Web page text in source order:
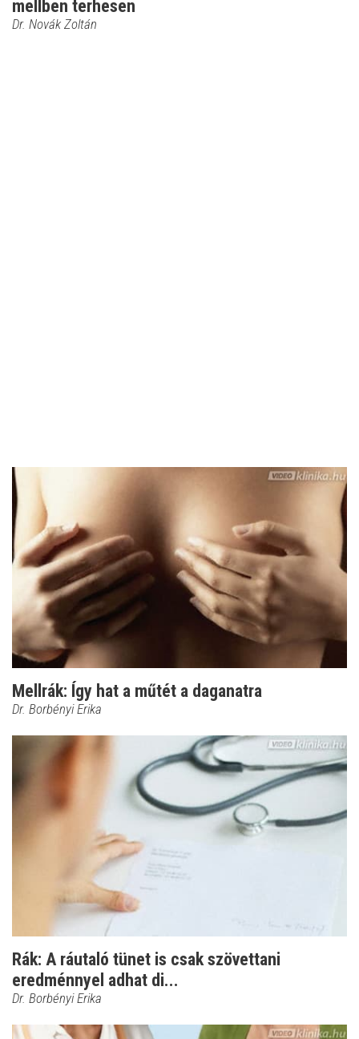
mellben terhesen
Dr. Novák Zoltán
Mellrák: Így hat a műtét a daganatra
Dr. Borbényi Erika
Rák: A ráutaló tünet is csak szövettani
eredménnyel adhat di...
Dr. Borbényi Erika